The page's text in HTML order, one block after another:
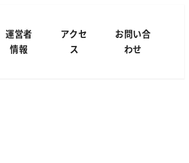
運営者
情報
アクセ
ス
お問い合
わせ